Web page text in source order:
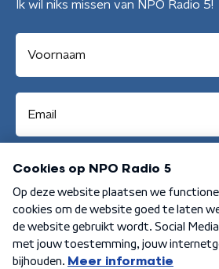
Ik wil niks missen van NPO Radio 5!
Aanmelden
Algemene voorwaarden